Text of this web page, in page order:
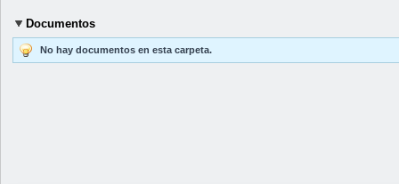
Documentos
No hay documentos en esta carpeta.